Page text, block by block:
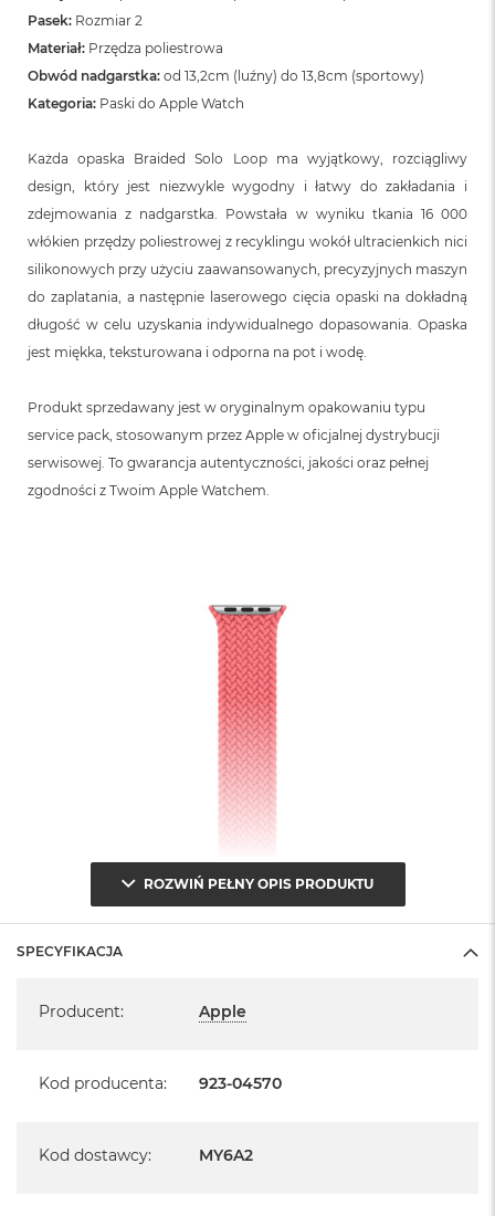
Pasek: Rozmiar 2
Materiał: Przędza poliestrowa
Obwód nadgarstka: od 13,2cm (luźny) do 13,8cm (sportowy)
Kategoria: Paski do Apple Watch
Każda opaska Braided Solo Loop ma wyjątkowy, rozciągliwy
design, który jest niezwykle wygodny i łatwy do zakładania i
zdejmowania z nadgarstka. Powstała w wyniku tkania 16 000
włókien przędzy poliestrowej z recyklingu wokół ultracienkich nici
silikonowych przy użyciu zaawansowanych, precyzyjnych maszyn
do zaplatania, a następnie laserowego cięcia opaski na dokładną
długość w celu uzyskania indywidualnego dopasowania. Opaska
jest miękka, teksturowana i odporna na pot i wodę.
Produkt sprzedawany jest w oryginalnym opakowaniu typu
service pack, stosowanym przez Apple w oficjalnej dystrybucji
serwisowej. To gwarancja autentyczności, jakości oraz pełnej
zgodności z Twoim Apple Watchem.
ROZWIŃ PEŁNY OPIS PRODUKTU
SPECYFIKACJA
Producent: Apple
Kod producenta: 923-04570
Kod dostawcy: MY6A2